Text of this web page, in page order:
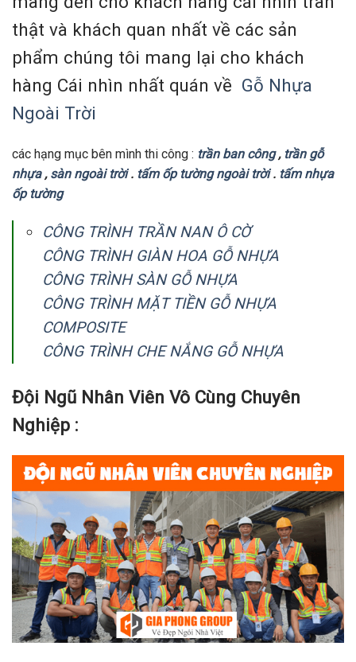
thật và khách quan nhất về các sản
phẩm chúng tôi mang lại cho khách
hàng Cái nhìn nhất quán về Gỗ Nhựa
Ngoài Trời
các hạng mục bên mình thi công : trần ban công, trần gỗ
nhựa, sàn ngoài trời. tấm ốp tường ngoài trời. tấm nhựa
ốp tường
CÔNG TRÌNH TRẦN NAN Ô CỜ
CÔNG TRÌNH GIÀN HOA GỖ NHỰA
CÔNG TRÌNH SÀN GỖ NHỰA
CÔNG TRÌNH MẶT TIỀN GỖ NHỰA
COMPOSITE
CÔNG TRÌNH CHE NẮNG GỖ NHỰA
Đội Ngũ Nhân Viên Vô Cùng Chuyên
Nghiệp :